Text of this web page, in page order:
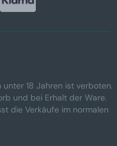
unter 18 Jahren ist verboten.
und bei Erhalt der Ware.
die Verkäufe im normalen